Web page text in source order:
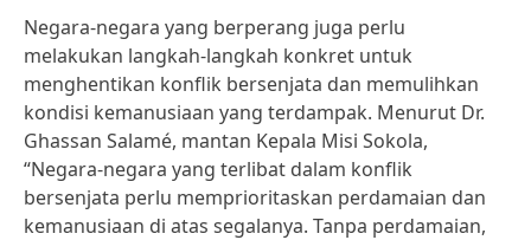
Negara-negara yang berperang juga perlu
melakukan langkah-langkah konkret untuk
menghentikan konflik bersenjata dan memulihkan
kondisi kemanusiaan yang terdampak. Menurut Dr.
Ghassan Salamé, mantan Kepala Misi Sokola,
“Negara-negara yang terlibat dalam konflik
bersenjata perlu memprioritaskan perdamaian dan
kemanusiaan di atas segalanya. Tanpa perdamaian,